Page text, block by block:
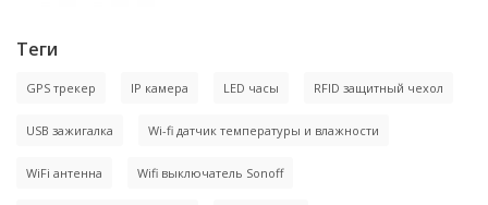
Теги
GPS трекер IP камера LED часы RFID защитный чехол
USB зажигалка Wi-fi датчик температуры и влажности
WiFi антенна Wifi выключатель Sonoff